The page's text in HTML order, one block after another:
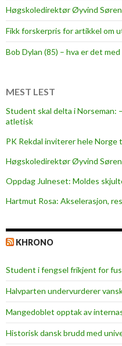
Høgskoledirektør Øyvind
Fikk forskerpris for artikkel om
Bob Dylan (85) – hva er det med
MEST LEST
Student skal delta i
atletisk
PK Rekdal inviterer hele Norge
Høgskoledirektør Øyvind
Oppdag Julneset: Moldes
Hartmut Rosa: Akselerasjon,
KHRONO
Student i fengsel frikjent for
Halvparten undervurderer
Mangedoblet opptak av
Historisk dansk brudd med